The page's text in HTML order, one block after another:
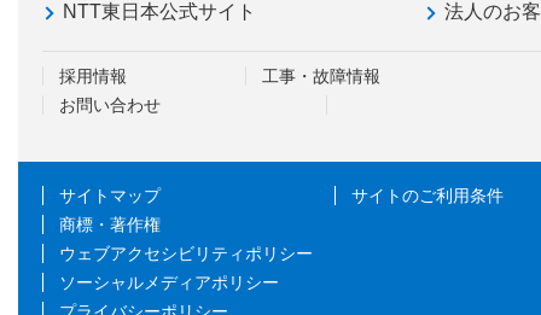
NTT東日本公式サイト 法人のお
採用情報
工事・故障情報
お問い合わせ
サイトマップ
サイトのご利用条件
商標・著作権
ウェブアクセシビリティポリシー
ソーシャルメディアポリシー